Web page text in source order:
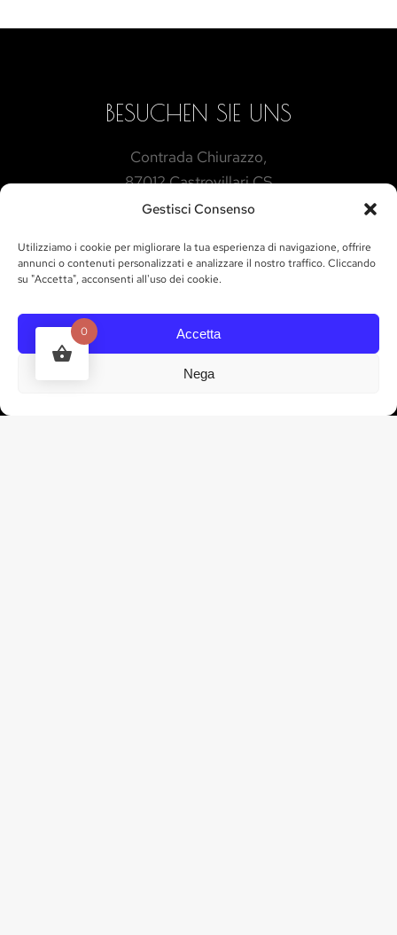
Gestisci Consenso
Utilizziamo i cookie per migliorare la tua esperienza di navigazione, offrire
annunci o contenuti personalizzati e analizzare il nostro traffico. Cliccando
su "Accetta", acconsenti all'uso dei cookie.
Accetta
Nega
BESUCHEN SIE UNS
Contrada Chiurazzo,
87012 Castrovillari CS
ARBEITSZEIT
KONTAKTE
tel. 328 835 3035
0